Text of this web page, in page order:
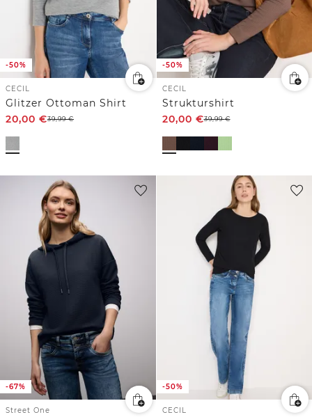
-50%
CECIL
Glitzer Ottoman Shirt
20,00 €39,99€
-50%
CECIL
Strukturshirt
20,00 €39,99€
-67%
Street One
-50%
CECIL